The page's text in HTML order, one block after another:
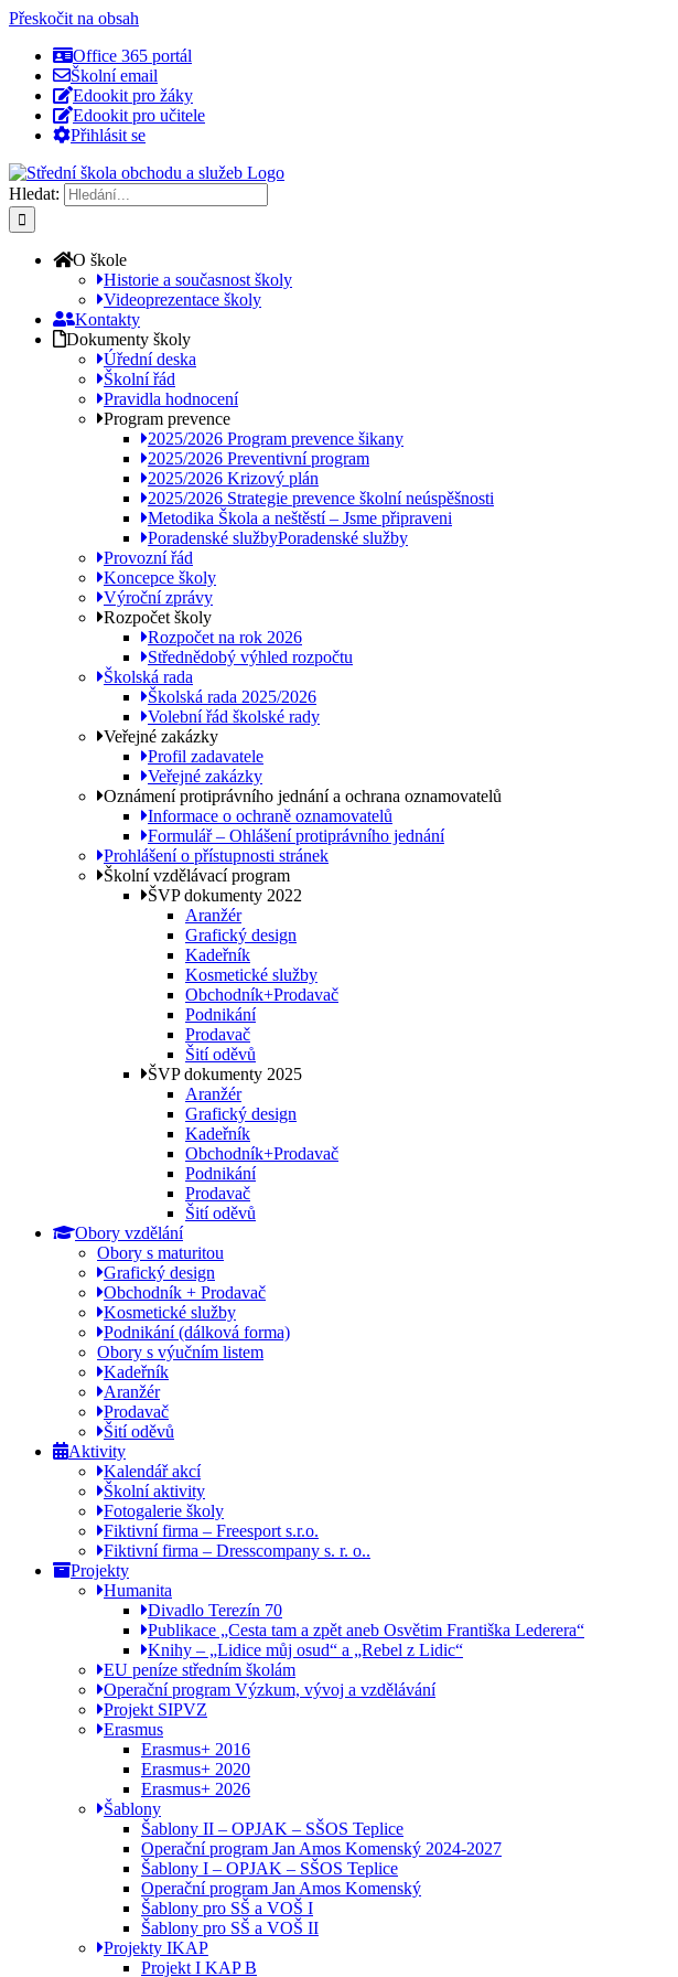
Přeskočit na obsah
Office 365 portál
Školní email
Edookit pro žáky
Edookit pro učitele
Přihlásit se
Hledat:
O škole
Historie a současnost školy
Videoprezentace školy
Kontakty
Dokumenty školy
Úřední deska
Školní řád
Pravidla hodnocení
Program prevence
2025/2026 Program prevence šikany
2025/2026 Preventivní program
2025/2026 Krizový plán
2025/2026 Strategie prevence školní neúspěšnosti
Metodika Škola a neštěstí – Jsme připraveni
Poradenské službyPoradenské služby
Provozní řád
Koncepce školy
Výroční zprávy
Rozpočet školy
Rozpočet na rok 2026
Střednědobý výhled rozpočtu
Školská rada
Školská rada 2025/2026
Volební řád školské rady
Veřejné zakázky
Profil zadavatele
Veřejné zakázky
Oznámení protiprávního jednání a ochrana oznamovatelů
Informace o ochraně oznamovatelů
Formulář – Ohlášení protiprávního jednání
Prohlášení o přístupnosti stránek
Školní vzdělávací program
ŠVP dokumenty 2022
Aranžér
Grafický design
Kadeřník
Kosmetické služby
Obchodník+Prodavač
Podnikání
Prodavač
Šití oděvů
ŠVP dokumenty 2025
Aranžér
Grafický design
Kadeřník
Obchodník+Prodavač
Podnikání
Prodavač
Šití oděvů
Obory vzdělání
Obory s maturitou
Grafický design
Obchodník + Prodavač
Kosmetické služby
Podnikání (dálková forma)
Obory s výučním listem
Kadeřník
Aranžér
Prodavač
Šití oděvů
Aktivity
Kalendář akcí
Školní aktivity
Fotogalerie školy
Fiktivní firma – Freesport s.r.o.
Fiktivní firma – Dresscompany s. r. o..
Projekty
Humanita
Divadlo Terezín 70
Publikace „Cesta tam a zpět aneb Osvětim Františka Lederera“
Knihy – „Lidice můj osud“ a „Rebel z Lidic“
EU peníze středním školám
Operační program Výzkum, vývoj a vzdělávání
Projekt SIPVZ
Erasmus
Erasmus+ 2016
Erasmus+ 2020
Erasmus+ 2026
Šablony
Šablony II – OPJAK – SŠOS Teplice
Operační program Jan Amos Komenský 2024-2027
Šablony I – OPJAK – SŠOS Teplice
Operační program Jan Amos Komenský
Šablony pro SŠ a VOŠ I
Šablony pro SŠ a VOŠ II
Projekty IKAP
Projekt I KAP B